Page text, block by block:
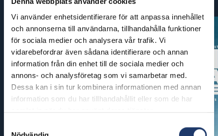
Vi använder enhetsidentifierare för att anpassa innehållet
och annonserna till användarna, tillhandahålla funktioner
för sociala medier och analysera vår trafik. Vi
vidarebefordrar även sådana identifierare och annan
information från din enhet till de sociala medier och
annons- och analysföretag som vi samarbetar med.
Dessa kan i sin tur kombinera informationen med annan
information som du har tillhandahållit eller som de har
samlat in när du har använt deras tjänster.